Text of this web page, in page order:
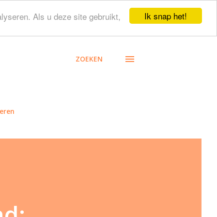
Ik snap het!
Als u deze site gebruikt,
ZOEKEN